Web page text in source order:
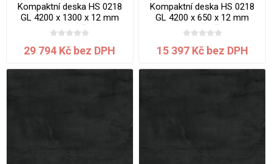
Kompaktní deska HS 0218
GL 4200 x 1300 x 12 mm
Gobi jádro šedé
29 794 Kč bez DPH
Kompaktní deska HS 0218
GL 4200 x 650 x 12 mm
Gobi jádro šedé
15 397 Kč bez DPH